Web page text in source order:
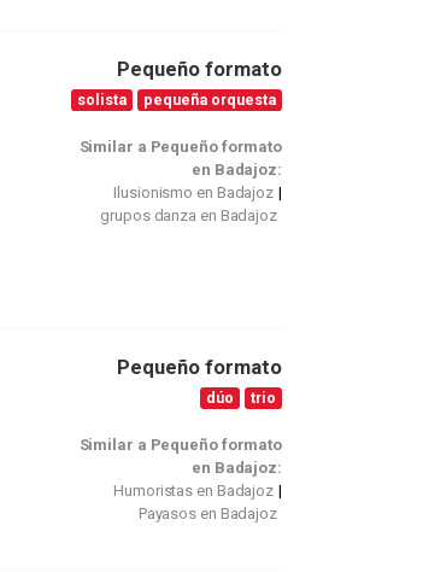
Pequeño formato
solista pequeña orquesta
Similar a Pequeño formato
en Badajoz:
Ilusionismo en Badajoz
grupos danza en Badajoz
Pequeño formato
dúo trio
Similar a Pequeño formato
en Badajoz:
Humoristas en Badajoz
Payasos en Badajoz